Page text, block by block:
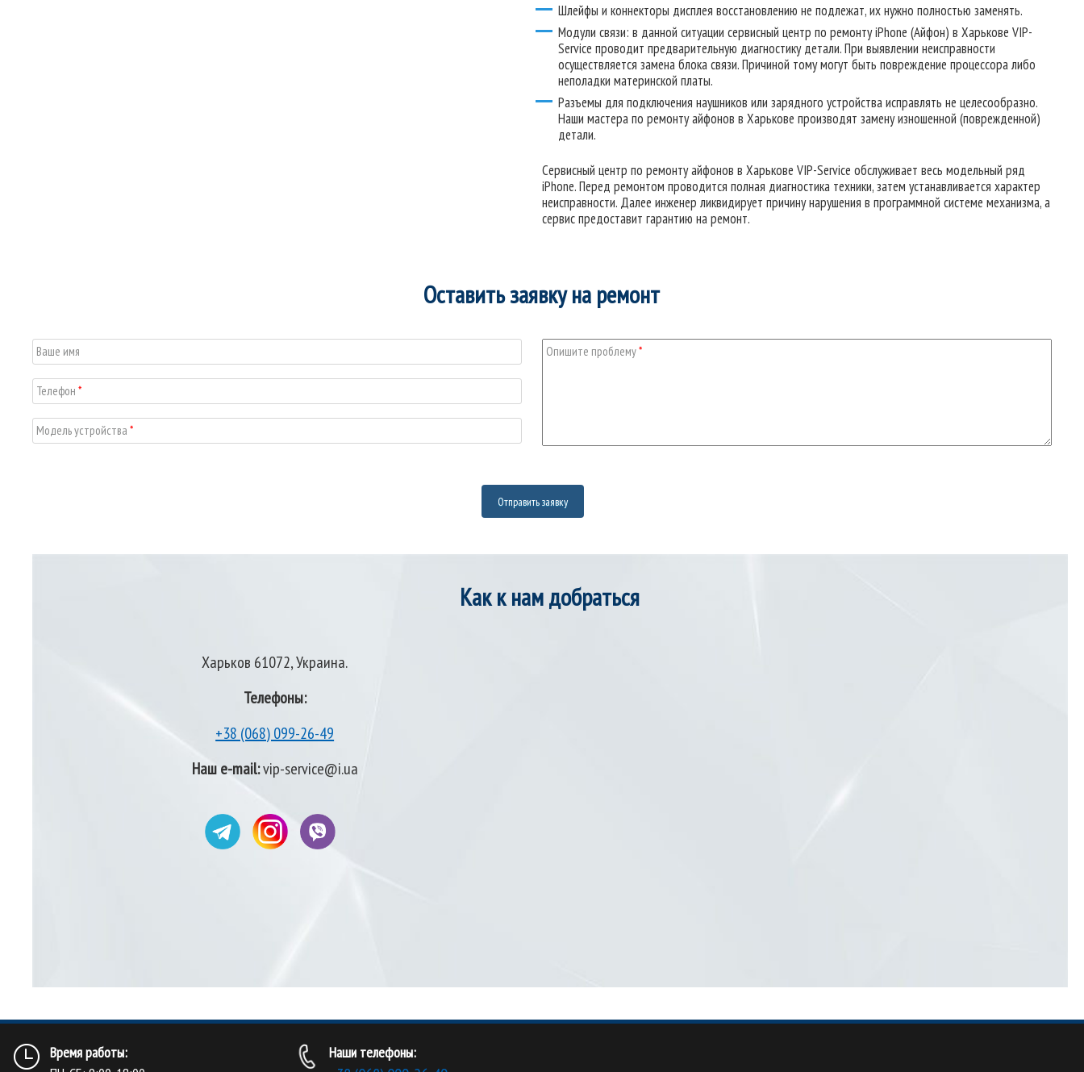
Шлейфы и коннекторы дисплея восстановлению не подлежат, их нужно полностью заменять.
Модули связи: в данной ситуации сервисный центр по ремонту iPhone (Айфон) в Харькове VIP-
Service проводит предварительную диагностику детали. При выявлении неисправности
осуществляется замена блока связи. Причиной тому могут быть повреждение процессора либо
неполадки материнской платы.
Разъемы для подключения наушников или зарядного устройства исправлять не целесообразно.
Наши мастера по ремонту айфонов в Харькове производят замену изношенной (поврежденной)
детали.
Сервисный центр по ремонту айфонов в Харькове VIP-Service обслуживает весь модельный ряд
iPhone. Перед ремонтом проводится полная диагностика техники, затем устанавливается характер
неисправности. Далее инженер ликвидирует причину нарушения в программной системе механизма, а
сервис предоставит гарантию на ремонт.
Оставить заявку на ремонт
Ваше имя
Телефон *
Модель устройства *
Опишите проблему*
Как к нам добраться
Харьков 61072, Украина.
Телефоны:
+38 (068) 099-26-49
Наш e-mail:vip-service@i.ua
Время работы:
Наши телефоны: